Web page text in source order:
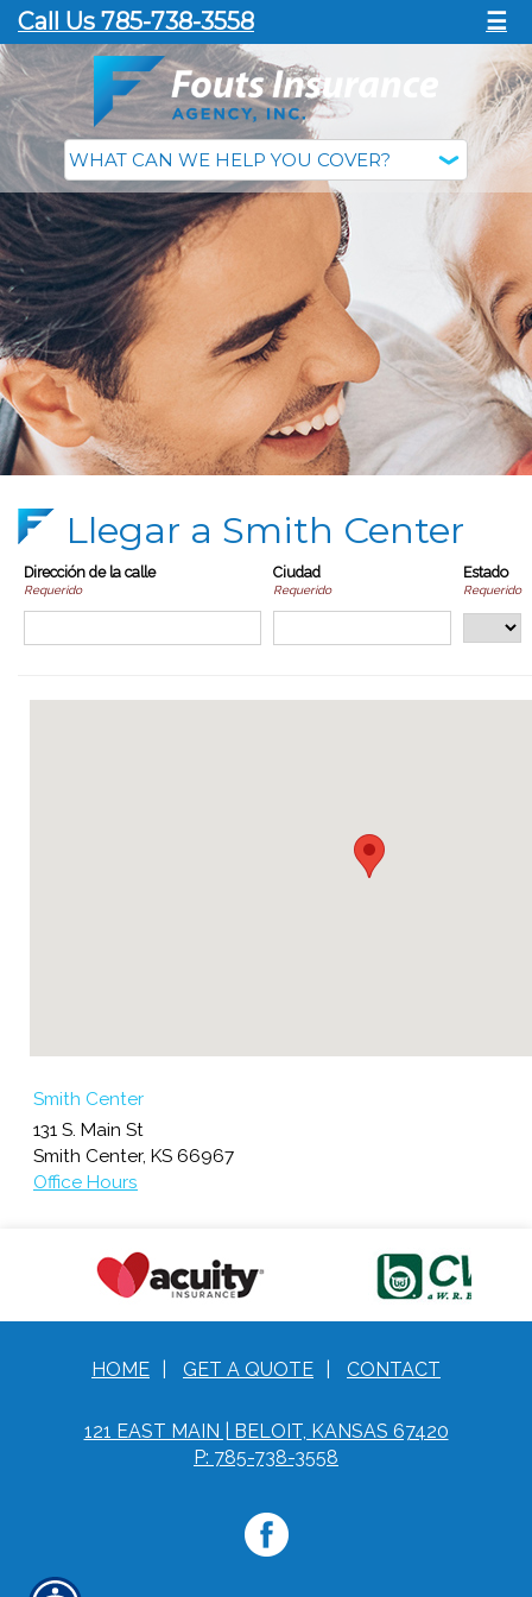
Call Us 785-738-3558 ☰
Llegar a Smith Center
Dirección de la calle
Requerido
Ciudad
Requerido
Estado
Requerido
Smith Center
131 S. Main St
Smith Center, KS 66967
Office Hours
HOME GET A QUOTE CONTACT
121 EAST MAIN | BELOIT, KANSAS 67420
P: 785-738-3558